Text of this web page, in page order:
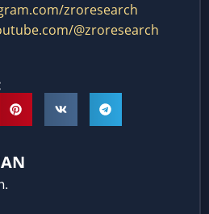
zroresearch
@zroresearch